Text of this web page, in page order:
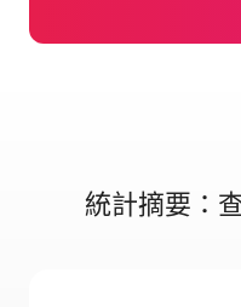
統計摘要：